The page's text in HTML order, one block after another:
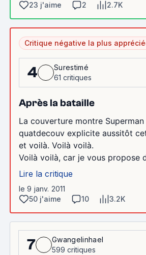
23 j'aime
2 2.7K
Critique négative la plus
4
Surestimé
61 critiques
Après la bataille
La couverture montre
quatdecouv explicite aussitôt
et voilà. Voilà voilà.
Voilà voilà, car je vous propose
Lire la critique
le 9 janv. 2011
50 j'aime
10 3.2K
7
Gwangelinhael
599 critiques